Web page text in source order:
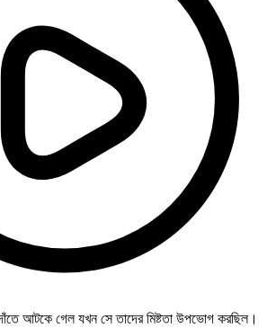
দাঁতে আটকে গেল যখন সে তাদের মিষ্টতা উপভোগ করছিল।